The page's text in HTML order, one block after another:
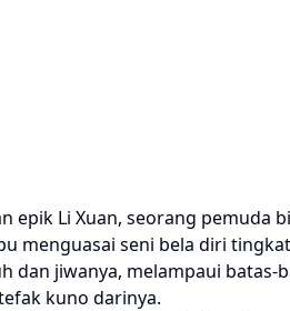
epik Li Xuan, seorang pemuda
menguasai seni bela diri
jiwanya, melampaui
kuno darinya.